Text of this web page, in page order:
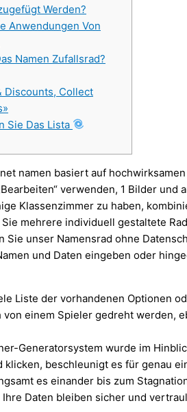
Werden?
Anwendungen Von
Namen Zufallsrad?
Discounts, Collect
Sie Das Lista
namen basiert auf
verwenden, 1 Bilder
Klassenzimmer zu haben,
mehrere individuell gestaltete
Sie unser Namensrad ohne
und Daten eingeben oder
Liste der vorhandenen Optionen
von einem Spieler gedreht werden,
Generatorsystem wurde im
klicken, beschleunigt es für genau
es einander bis zum
Daten bleiben sicher und